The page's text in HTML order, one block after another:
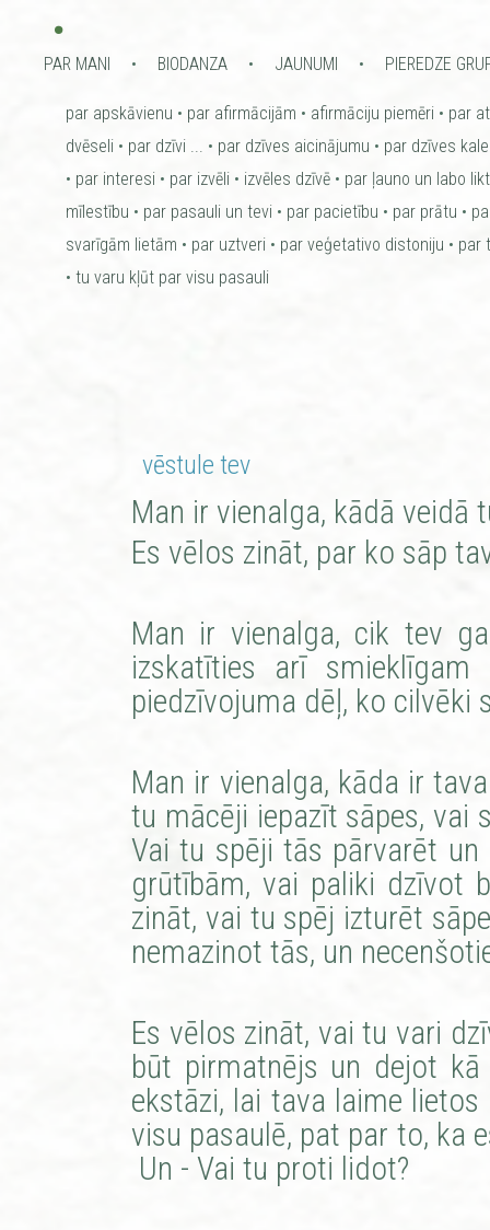
•
PAR MANI BIODANZA JAUNUMI PIEREDZE
par apskāvienu par afirmācijām afirmāciju piemēri
par
dvēseli
par dzīvi ... par dzīves aicinājumu
par dzīves
par interesi
par izvēli izvēles dzīvē
par ļauno un labo
mīlestību
par pasauli un tevi par pacietību par prātu
svarīgām lietām
par uztveri par veģetativo distoniju
par
tu varu kļūt par visu pasauli
vēstule tev
Man ir vienalga, kādā veidā
Es vēlos zināt, par ko sāp
Man ir vienalga, cik tev
izskatīties arī
piedzīvojuma dēļ, ko cilvēki
Man ir vienalga, kāda ir
tu mācēji iepazīt sāpes, vai
Vai tu spēji tās pārvarēt
grūtībām, vai paliki dzīvot
zināt, vai tu spēj izturēt
nemazinot tās, un
Es vēlos zināt, vai tu vari
būt pirmatnējs un dejot
ekstāzi, lai tava laime
visu pasaulē, pat par to, ka
Un - Vai tu proti lidot?